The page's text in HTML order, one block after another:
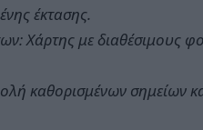
έκτασης.
Χάρτης με διαθέσιμους
καθορισμένων σημείων